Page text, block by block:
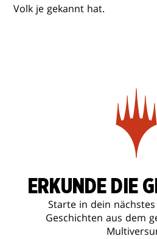
Volk je gekannt hat.
ERKUNDE DIE
Starte in dein
Geschichten aus dem